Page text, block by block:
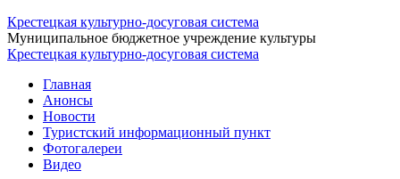
Крестецкая культурно-досуговая система
Муниципальное бюджетное учреждение культуры
Крестецкая культурно-досуговая система
Главная
Анонсы
Новости
Туристский информационный пункт
Фотогалереи
Видео